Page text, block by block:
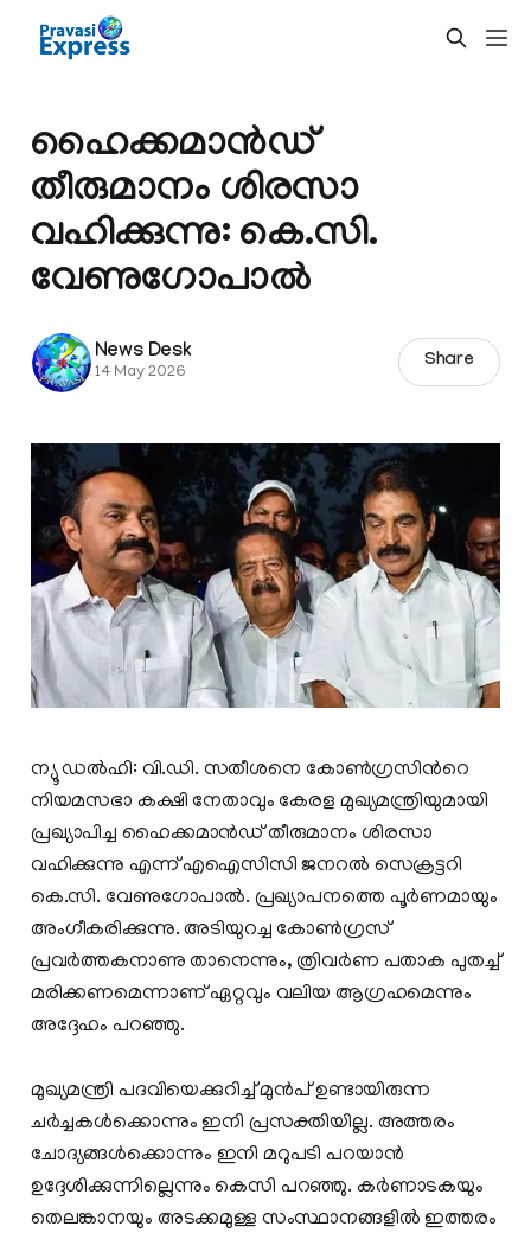
ഹൈക്കമാൻഡ്
തീരുമാനം ശിരസാ
വഹിക്കുന്നു: കെ.സി.
വേണുഗോപാൽ
News Desk
14 May 2026
Share
ന്യൂ ഡൽഹി: വി.ഡി. സതീശനെ കോൺഗ്രസിന്‍റെ
നിയമസഭാ കക്ഷി നേതാവും കേരള മുഖ്യമന്ത്രിയുമായി
പ്രഖ്യാപിച്ച ഹൈക്കമാൻഡ് തീരുമാനം ശിരസാ
വഹിക്കുന്നു എന്ന് എഐസിസി ജനറൽ സെക്രട്ടറി
കെ.സി. വേണുഗോപാൽ. പ്രഖ്യാപനത്തെ പൂർണമായും
അംഗീകരിക്കുന്നു. അടിയുറച്ച കോൺഗ്രസ്
പ്രവർത്തകനാണു താനെന്നും, ത്രിവർണ പതാക പുതച്ച്
മരിക്കണമെന്നാണ് ഏറ്റവും വലിയ ആഗ്രഹമെന്നും
അദ്ദേഹം പറഞ്ഞു.
മുഖ്യമന്ത്രി പദവിയെക്കുറിച്ച് മുൻപ് ഉണ്ടായിരുന്ന
ചർച്ചകൾക്കൊന്നും ഇനി പ്രസക്തിയില്ല. അത്തരം
ചോദ്യങ്ങൾക്കൊന്നും ഇനി മറുപടി പറയാൻ
ഉദ്ദേശിക്കുന്നില്ലെന്നും കെസി പറഞ്ഞു. കർണാടകയും
തെലങ്കാനയും അടക്കമുള്ള സംസ്ഥാനങ്ങളിൽ ഇത്തരം